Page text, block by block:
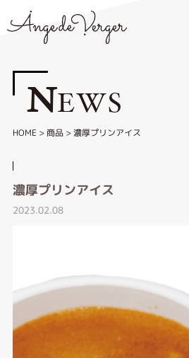
NEWS
HOME >商品>濃厚プリンアイス
濃厚プリンアイス
2023.02.08